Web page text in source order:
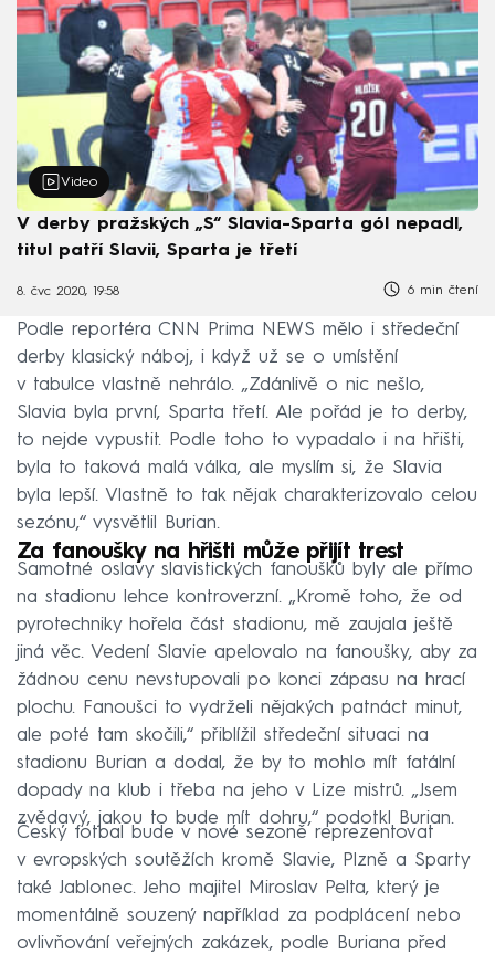
Video
V derby pražských „S“ Slavia-Sparta gól nepadl,
titul patří Slavii, Sparta je třetí
8. čvc 2020, 19:58 6 min čtení
Podle reportéra CNN Prima NEWS mělo i středeční
derby klasický náboj, i když už se o umístění
v tabulce vlastně nehrálo. „Zdánlivě o nic nešlo,
Slavia byla první, Sparta třetí. Ale pořád je to derby,
to nejde vypustit. Podle toho to vypadalo i na hřišti,
byla to taková malá válka, ale myslím si, že Slavia
byla lepší. Vlastně to tak nějak charakterizovalo celou
sezónu,“ vysvětlil Burian.
Za fanoušky na hřišti může přijít trest
Samotné oslavy slavistických fanoušků byly ale přímo
na stadionu lehce kontroverzní. „Kromě toho, že od
pyrotechniky hořela část stadionu, mě zaujala ještě
jiná věc. Vedení Slavie apelovalo na fanoušky, aby za
žádnou cenu nevstupovali po konci zápasu na hrací
plochu. Fanoušci to vydrželi nějakých patnáct minut,
ale poté tam skočili,“ přiblížil středeční situaci na
stadionu Burian a dodal, že by to mohlo mít fatální
dopady na klub i třeba na jeho v Lize mistrů. „Jsem
zvědavý, jakou to bude mít dohru,“ podotkl Burian.
Český fotbal bude v nové sezoně reprezentovat
v evropských soutěžích kromě Slavie, Plzně a Sparty
také Jablonec. Jeho majitel Miroslav Pelta, který je
momentálně souzený například za podplácení nebo
ovlivňování veřejných zakázek, podle Buriana před